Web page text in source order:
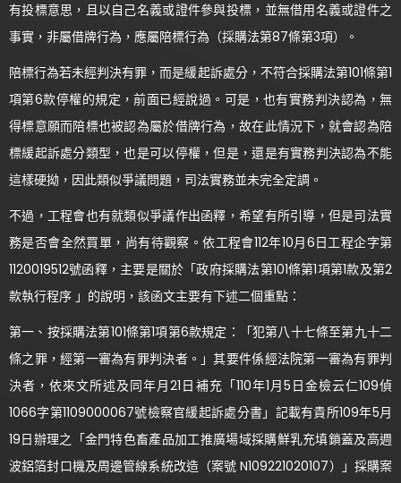
有投標意思，且以自己名義或證件參與投標，並無借用名義或證件之
事實，非屬借牌行為，應屬陪標行為（採購法第87條第3項）。
陪標行為若未經判決有罪，而是緩起訴處分，不符合採購法第101條第1
項第6款停權的規定，前面已經說過。可是，也有實務判決認為，無
得標意願而陪標也被認為屬於借牌行為，故在此情況下，就會認為陪
標緩起訴處分類型，也是可以停權，但是，還是有實務判決認為不能
這樣硬拗，因此類似爭議問題，司法實務並未完全定調。
不過，工程會也有就類似爭議作出函釋，希望有所引導，但是司法實
務是否會全然買單，尚有待觀察。依工程會112年10月6日工程企字第
1120019512號函釋，主要是關於「政府採購法第101條第1項第1款及第2
款執行程序 」的說明，該函文主要有下述二個重點：
第一、按採購法第101條第1項第6款規定：「犯第八十七條至第九十二
條之罪，經第一審為有罪判決者。」其要件係經法院第一審為有罪判
決者，依來文所述及同年月21日補充「110年1月5日金檢云仁109偵
1066字第1109000067號檢察官緩起訴處分書」記載有貴所109年5月
19日辦理之「金門特色畜產品加工推廣場域採購鮮乳充填鎖蓋及高週
波鋁箔封口機及周邊管線系統改造（案號 N109221020107）」採購案